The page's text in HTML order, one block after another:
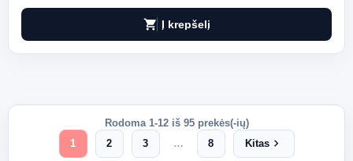
shopping_cart Į krepšelį
Rodoma 1-12 iš 95 prekės(-ių)
1
2 3 … 8 Kitaschevron_right